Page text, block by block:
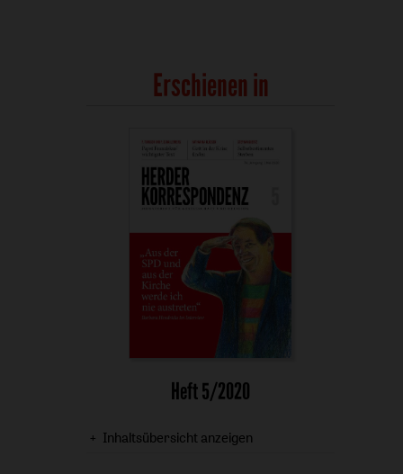
Erschienen in
Heft 5/2020
Inhaltsübersicht anzeigen